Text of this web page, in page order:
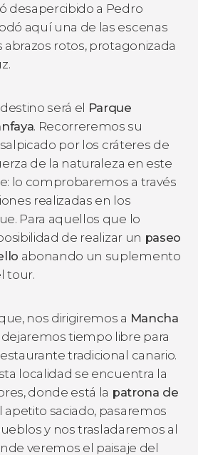
desapercibido a Pedro
aquí una de las escenas
abrazos rotos, protagonizada
será el Parque
. Recorreremos su
por los cráteres de
de la naturaleza en este
lo comprobaremos a través
realizadas en los
Para aquellos que lo
de realizar un paseo
abonando un suplemento
tour.
nos dirigiremos a Mancha
tiempo libre para
tradicional canario.
localidad se encuentra la
donde está la patrona de
apetito saciado, pasaremos
y nos trasladaremos al
veremos el paisaje del